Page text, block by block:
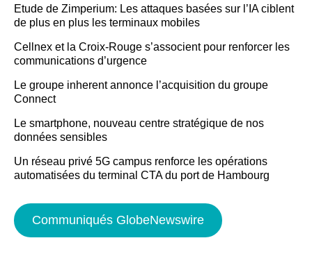
Etude de Zimperium: Les attaques basées sur l’IA ciblent
de plus en plus les terminaux mobiles
Cellnex et la Croix-Rouge s’associent pour renforcer les
communications d’urgence
Le groupe inherent annonce l’acquisition du groupe
Connect
Le smartphone, nouveau centre stratégique de nos
données sensibles
Un réseau privé 5G campus renforce les opérations
automatisées du terminal CTA du port de Hambourg
Communiqués GlobeNewswire